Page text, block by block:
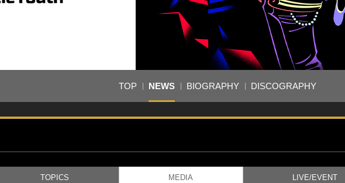
TOP NEWS BIOGRAPHY DISCOGRAPHY
TOPICS MEDIA LIVE/EVENT